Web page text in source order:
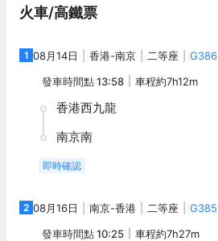
火車/高鐵票
1 08月14日 香港-南京 二等座
G386
發車時間點13:58 車程約7h12m
香港西九龍
南京南
即時確認
2 08月16日 南京-香港 二等座
G385
發車時間點10:25 車程約7h27m